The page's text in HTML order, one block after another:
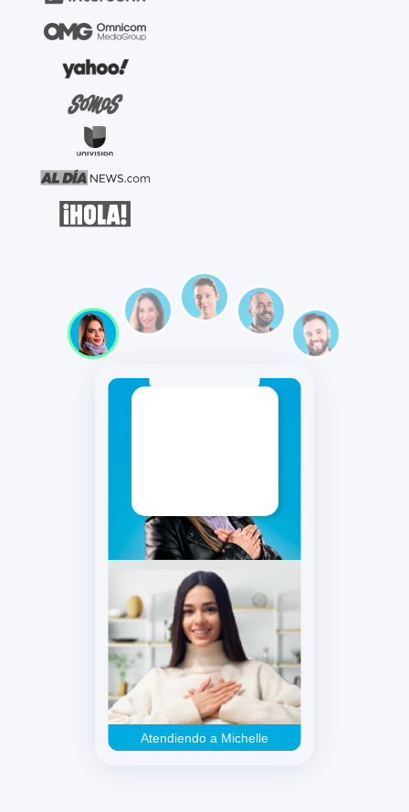
Asesora de Bienestar Consultor/a de
Atendiendo a Michelle